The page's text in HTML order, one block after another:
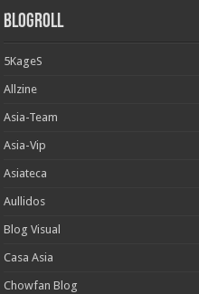
Blogroll
5KageS
Allzine
Asia-Team
Asia-Vip
Asiateca
Aullidos
Blog Visual
Casa Asia
Chowfan Blog